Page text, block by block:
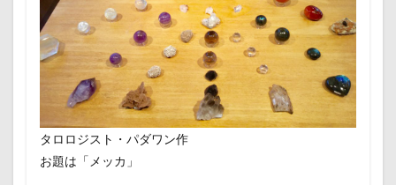
タロロジスト・パダワン作
お題は「メッカ」